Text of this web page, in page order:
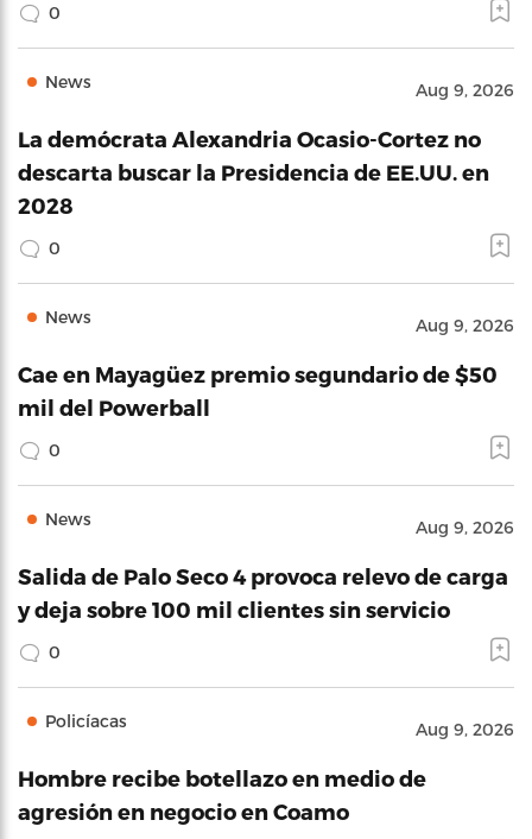
0
News Aug 9, 2026
La demócrata Alexandria Ocasio-Cortez no
descarta buscar la Presidencia de EE.UU. en
2028
0
News Aug 9, 2026
Cae en Mayagüez premio segundario de $50
mil del Powerball
0
News Aug 9, 2026
Salida de Palo Seco 4 provoca relevo de carga
y deja sobre 100 mil clientes sin servicio
0
Policíacas Aug 9, 2026
Hombre recibe botellazo en medio de
agresión en negocio en Coamo